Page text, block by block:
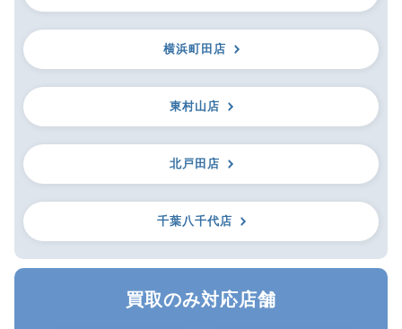
横浜町田店
東村山店
北戸田店
千葉八千代店
買取のみ対応店舗